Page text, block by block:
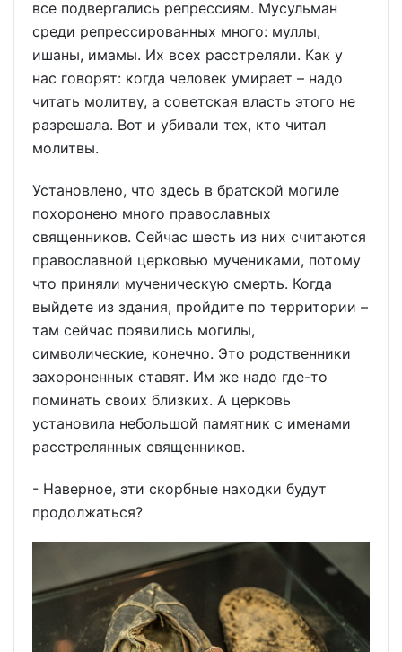
все подвергались репрессиям. Мусульман
среди репрессированных много: муллы,
ишаны, имамы. Их всех расстреляли. Как у
нас говорят: когда человек умирает – надо
читать молитву, а советская власть этого не
разрешала. Вот и убивали тех, кто читал
молитвы.
Установлено, что здесь в братской могиле
похоронено много православных
священников. Сейчас шесть из них считаются
православной церковью мучениками, потому
что приняли мученическую смерть. Когда
выйдете из здания, пройдите по территории –
там сейчас появились могилы,
символические, конечно. Это родственники
захороненных ставят. Им же надо где-то
поминать своих близких. А церковь
установила небольшой памятник с именами
расстрелянных священников.
- Наверное, эти скорбные находки будут
продолжаться?